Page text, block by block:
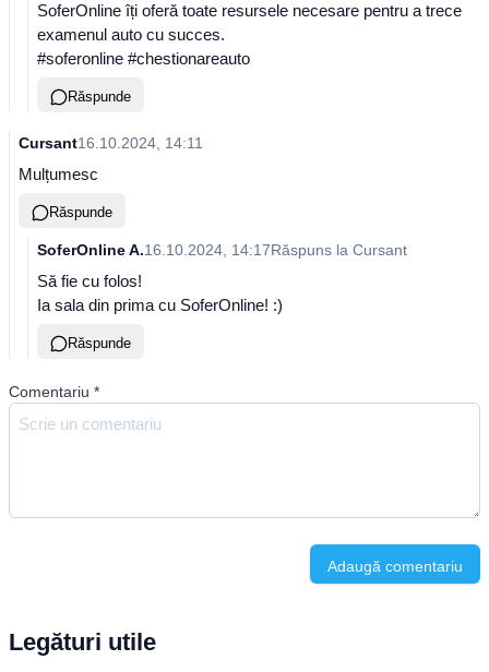
SoferOnline îți oferă toate resursele necesare pentru a trece
examenul auto cu succes.
#soferonline #chestionareauto
Răspunde
Cursant16.10.2024, 14:11
Mulțumesc
Răspunde
SoferOnline A.16.10.2024, 14:17Răspuns la Cursant
Să fie cu folos!
Ia sala din prima cu SoferOnline! :)
Răspunde
Comentariu *
Adaugă comentariu
Legături utile